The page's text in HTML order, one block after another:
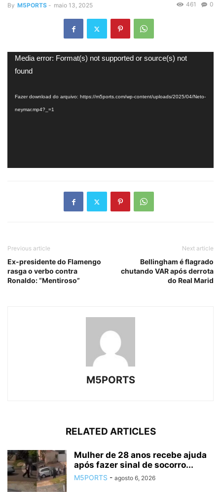
By M5PORTS - maio 13, 2025 0
461
Tocador
de
Media error: Format(s) not supported or source(s) not
found
Fazer download do arquivo: https://m5ports.com/wp-content/uploads/2025/04/Neto-
neymar.mp4?_=1
Previous article
Ex-presidente do Flamengo
rasga o verbo contra
Ronaldo: “Mentiroso”
Next article
Bellingham é flagrado
chutando VAR após derrota
do Real Marid
M5PORTS
RELATED ARTICLES
Mulher de 28 anos recebe ajuda
após fazer sinal de socorro...
M5PORTS - agosto 6, 2026